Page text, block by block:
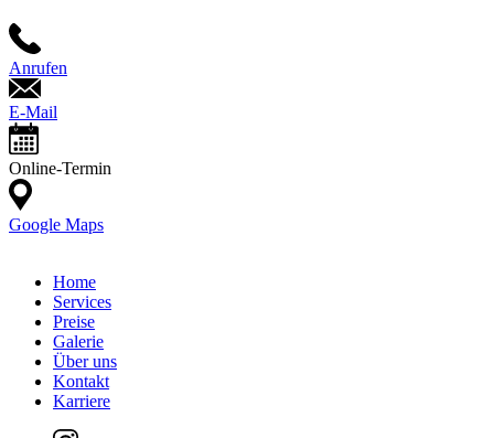
Anrufen
E-Mail
Online-Termin
Google Maps
Home
Services
Preise
Galerie
Über uns
Kontakt
Karriere